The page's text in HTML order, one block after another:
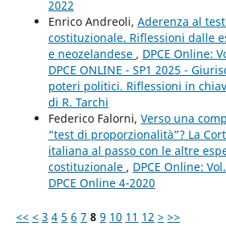
2022
Enrico Andreoli, Aderenza al
costituzionale. Riflessioni dalle
e neozelandese , DPCE Online:
DPCE ONLINE - SP1 2025 -
poteri politici. Riflessioni in
di R. Tarchi
Federico Falorni, Verso una
“test di proporzionalità”? La
italiana al passo con le altre
costituzionale , DPCE Online:
DPCE Online 4-2020
<< < 3 4 5 6 7 8 9 10 11 12 > >>